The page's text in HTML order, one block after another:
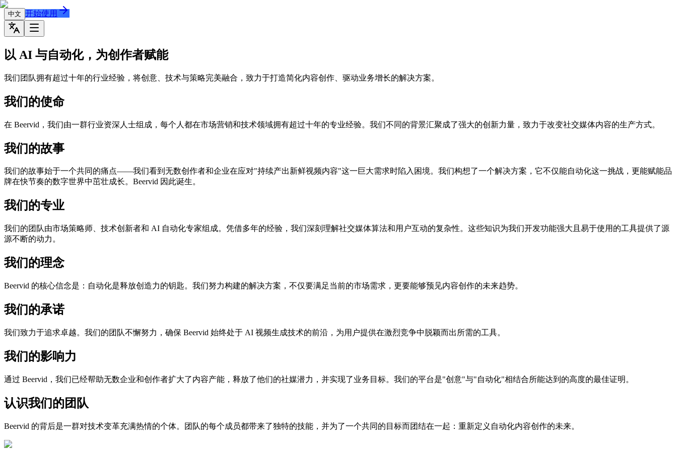
中文 开始使用
以 AI 与自动化，为创作者赋能
我们团队拥有超过十年的行业经验，将创意、技术与策略完美融合，致力于打造简化内容创作、驱动业务增长的解决方案。
我们的使命
在 Beervid，我们由一群行业资深人士组成，每个人都在市场营销和技术领域拥有超过十年的专业经验。我们不同的背景汇聚成了强大的创新力量，致力于改变社交媒体内容的生产方式。
我们的故事
我们的故事始于一个共同的痛点——我们看到无数创作者和企业在应对"持续产出新鲜视频内容"这一巨大需求时陷入困境。我们构想了一个解决方案，它不仅能自动化这一挑战，更能赋能品
牌在快节奏的数字世界中茁壮成长。Beervid 因此诞生。
我们的专业
我们的团队由市场策略师、技术创新者和 AI 自动化专家组成。凭借多年的经验，我们深刻理解社交媒体算法和用户互动的复杂性。这些知识为我们开发功能强大且易于使用的工具提供了源
源不断的动力。
我们的理念
Beervid 的核心信念是：自动化是释放创造力的钥匙。我们努力构建的解决方案，不仅要满足当前的市场需求，更要能够预见内容创作的未来趋势。
我们的承诺
我们致力于追求卓越。我们的团队不懈努力，确保 Beervid 始终处于 AI 视频生成技术的前沿，为用户提供在激烈竞争中脱颖而出所需的工具。
我们的影响力
通过 Beervid，我们已经帮助无数企业和创作者扩大了内容产能，释放了他们的社媒潜力，并实现了业务目标。我们的平台是"创意"与"自动化"相结合所能达到的高度的最佳证明。
认识我们的团队
Beervid 的背后是一群对技术变革充满热情的个体。团队的每个成员都带来了独特的技能，并为了一个共同的目标而团结在一起：重新定义自动化内容创作的未来。